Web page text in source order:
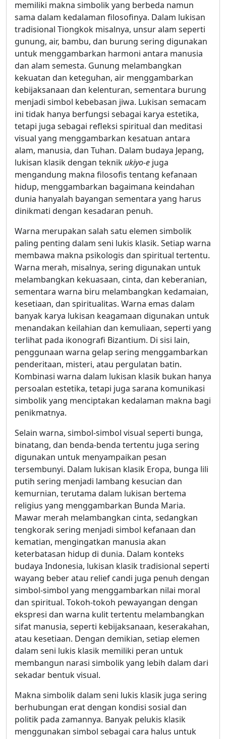
memiliki makna simbolik yang berbeda namun
sama dalam kedalaman filosofinya. Dalam lukisan
tradisional Tiongkok misalnya, unsur alam seperti
gunung, air, bambu, dan burung sering digunakan
untuk menggambarkan harmoni antara manusia
dan alam semesta. Gunung melambangkan
kekuatan dan keteguhan, air menggambarkan
kebijaksanaan dan kelenturan, sementara burung
menjadi simbol kebebasan jiwa. Lukisan semacam
ini tidak hanya berfungsi sebagai karya estetika,
tetapi juga sebagai refleksi spiritual dan meditasi
visual yang menggambarkan kesatuan antara
alam, manusia, dan Tuhan. Dalam budaya Jepang,
lukisan klasik dengan teknik ukiyo-e juga
mengandung makna filosofis tentang kefanaan
hidup, menggambarkan bagaimana keindahan
dunia hanyalah bayangan sementara yang harus
dinikmati dengan kesadaran penuh.
Warna merupakan salah satu elemen simbolik
paling penting dalam seni lukis klasik. Setiap warna
membawa makna psikologis dan spiritual tertentu.
Warna merah, misalnya, sering digunakan untuk
melambangkan kekuasaan, cinta, dan keberanian,
sementara warna biru melambangkan kedamaian,
kesetiaan, dan spiritualitas. Warna emas dalam
banyak karya lukisan keagamaan digunakan untuk
menandakan keilahian dan kemuliaan, seperti yang
terlihat pada ikonografi Bizantium. Di sisi lain,
penggunaan warna gelap sering menggambarkan
penderitaan, misteri, atau pergulatan batin.
Kombinasi warna dalam lukisan klasik bukan hanya
persoalan estetika, tetapi juga sarana komunikasi
simbolik yang menciptakan kedalaman makna bagi
penikmatnya.
Selain warna, simbol-simbol visual seperti bunga,
binatang, dan benda-benda tertentu juga sering
digunakan untuk menyampaikan pesan
tersembunyi. Dalam lukisan klasik Eropa, bunga lili
putih sering menjadi lambang kesucian dan
kemurnian, terutama dalam lukisan bertema
religius yang menggambarkan Bunda Maria.
Mawar merah melambangkan cinta, sedangkan
tengkorak sering menjadi simbol kefanaan dan
kematian, mengingatkan manusia akan
keterbatasan hidup di dunia. Dalam konteks
budaya Indonesia, lukisan klasik tradisional seperti
wayang beber atau relief candi juga penuh dengan
simbol-simbol yang menggambarkan nilai moral
dan spiritual. Tokoh-tokoh pewayangan dengan
ekspresi dan warna kulit tertentu melambangkan
sifat manusia, seperti kebijaksanaan, keserakahan,
atau kesetiaan. Dengan demikian, setiap elemen
dalam seni lukis klasik memiliki peran untuk
membangun narasi simbolik yang lebih dalam dari
sekadar bentuk visual.
Makna simbolik dalam seni lukis klasik juga sering
berhubungan erat dengan kondisi sosial dan
politik pada zamannya. Banyak pelukis klasik
menggunakan simbol sebagai cara halus untuk